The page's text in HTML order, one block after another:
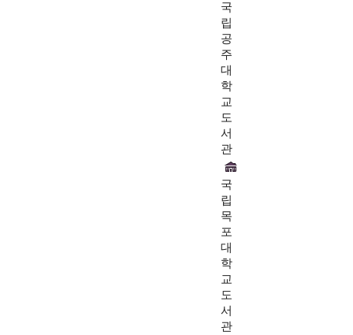
국
립
공
주
대
학
교
도
서
관
국
립
목
포
대
학
교
도
서
관